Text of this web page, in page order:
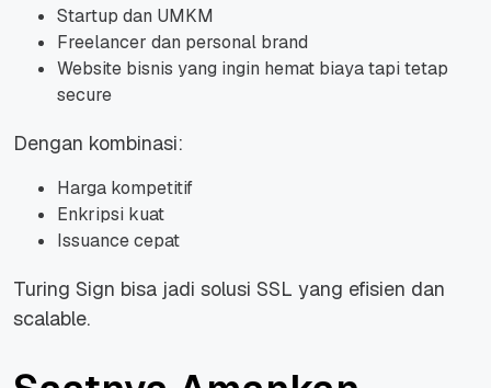
Startup dan UMKM
Freelancer dan personal brand
Website bisnis yang ingin hemat biaya tapi tetap
secure
Dengan kombinasi:
Harga kompetitif
Enkripsi kuat
Issuance cepat
Turing Sign bisa jadi solusi SSL yang efisien dan
scalable.